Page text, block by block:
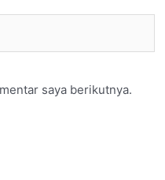
saya berikutnya.